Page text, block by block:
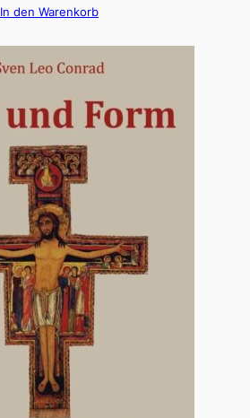
In den Warenkorb